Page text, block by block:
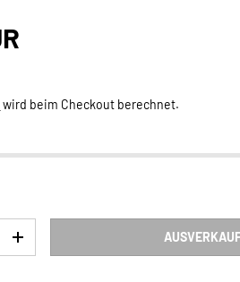
wird beim Checkout berechnet.
MENGE ERHÖHEN